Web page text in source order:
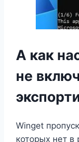
А как
не
Winget
которых нет в